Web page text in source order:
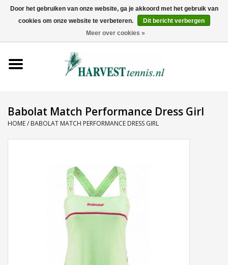
0 Artikelen - €0,00
Tenniskleding
Babolat Match Performance Dress Girl
HOME/ BABOLAT MATCH PERFORMANCE DRESS GIRL
Door het gebruiken van onze website, ga je akkoord met het gebruik van
cookies om onze website te verbeteren.
Dit bericht verbergen
Meer over cookies »